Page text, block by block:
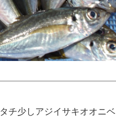
タチ少しアジイサキオオニベ